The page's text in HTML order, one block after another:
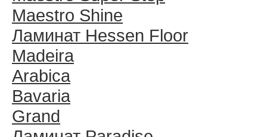
Maestro Shine
Ламинат Hessen Floor
Madeira
Arabica
Bavaria
Grand